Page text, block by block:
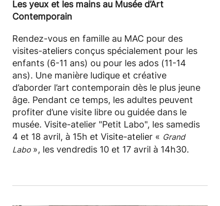
Les yeux et les mains au Musée d’Art
Contemporain
Rendez-vous en famille au MAC pour des
visites-ateliers conçus spécialement pour les
enfants (6-11 ans) ou pour les ados (11-14
ans). Une manière ludique et créative
d’aborder l’art contemporain dès le plus jeune
âge. Pendant ce temps, les adultes peuvent
profiter d’une visite libre ou guidée dans le
musée. Visite-atelier "Petit Labo", les samedis
4 et 18 avril, à 15h et Visite-atelier « Grand
Labo », les vendredis 10 et 17 avril à 14h30.